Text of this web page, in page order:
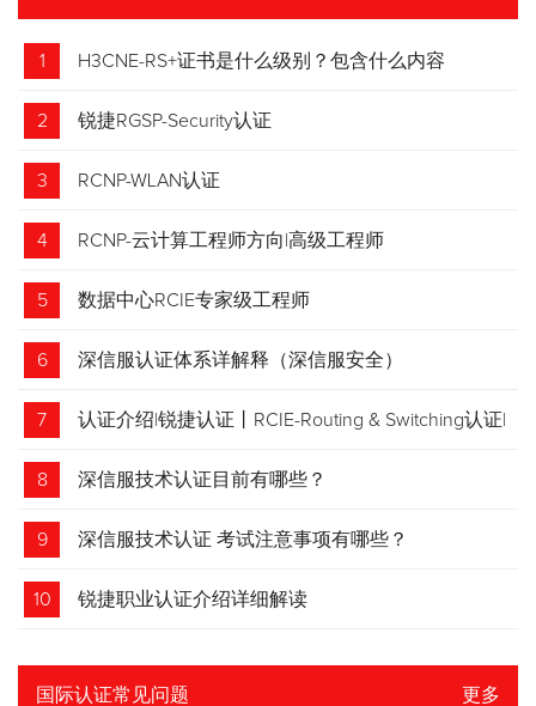
1 H3CNE-RS+证书是什么级别？包含什么内容
2 锐捷RGSP-Security认证
3 RCNP-WLAN认证
4 RCNP-云计算工程师方向|高级工程师
5 数据中心RCIE专家级工程师
6 深信服认证体系详解释（深信服安全）
7 认证介绍|锐捷认证丨RCIE-Routing & Switching认证|
专家级网络工程师
8 深信服技术认证目前有哪些？
9 深信服技术认证 考试注意事项有哪些？
10 锐捷职业认证介绍详细解读
国际认证常见问题 更多